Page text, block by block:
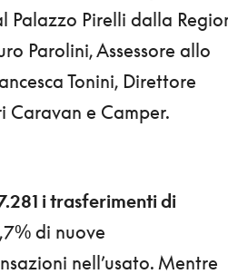
Palazzo Pirelli dalla
Parolini, Assessore allo
Tonini, Direttore
Caravan e Camper.
i trasferimenti di
di nuove
nell’usato. Mentre